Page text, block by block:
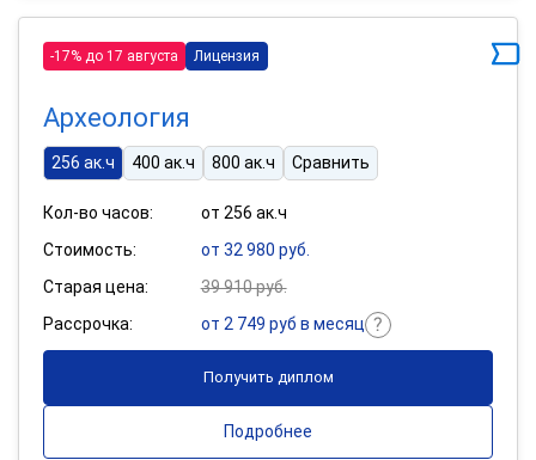
-17% до 17 августа Лицензия
Археология
256 ак.ч 400 ак.ч 800 ак.ч Сравнить
Кол-во часов:
от 256 ак.ч
Стоимость:
от 32 980 руб.
Старая цена:
39 910 руб.
Рассрочка:
от 2 749 руб в месяц
Получить диплом
Подробнее